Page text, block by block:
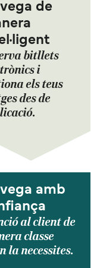
de
bitllets
i
els teus
des de
amb
al client de
classe
la necessites.